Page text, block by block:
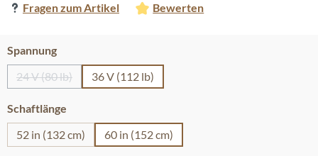
Fragen zum Artikel Bewerten
Spannungauswählen
24 V (80 lb)
(Diese Option ist zurzeit nicht verfügbar.)
36 V (112 lb)
Schaftlänge
52 in (132 cm)
60 in (152 cm)